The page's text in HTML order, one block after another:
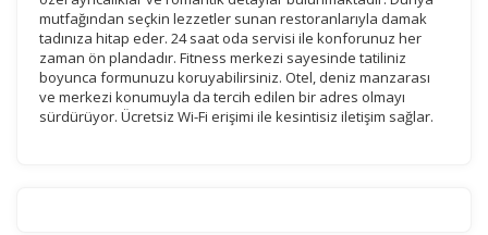
Pazarlama Çerezleri
Size ve ilgi alanlarınıza uygun reklamlar göstermek için
mutfağından seçkin lezzetler sunan restoranlarıyla damak
tadınıza hitap eder. 24 saat oda servisi ile konforunuz her
zaman ön plandadır. Fitness merkezi sayesinde tatiliniz
boyunca formunuzu koruyabilirsiniz. Otel, deniz manzarası
ve merkezi konumuyla da tercih edilen bir adres olmayı
sürdürüyor. Ücretsiz Wi-Fi erişimi ile kesintisiz iletişim sağlar.